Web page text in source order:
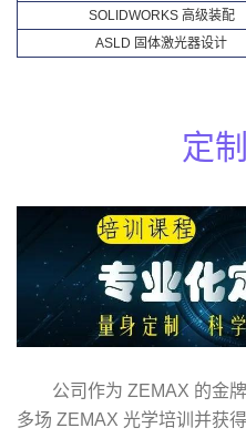
SOLIDWORKS 高级装配
ASLD 固体激光器设计
定
公司作为 ZEMAX 的金
多场 ZEMAX 光学培训并获